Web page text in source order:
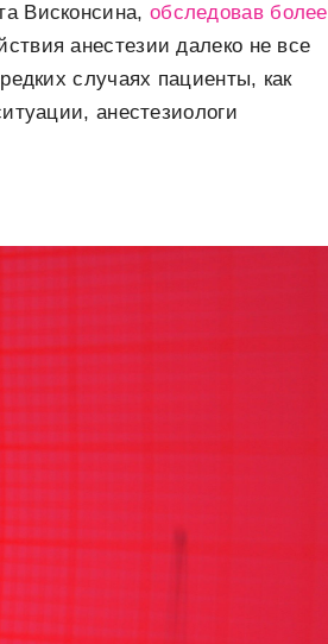
Висконсина, обследовав более
анестезии далеко не все
случаях пациенты, как
анестезиологи